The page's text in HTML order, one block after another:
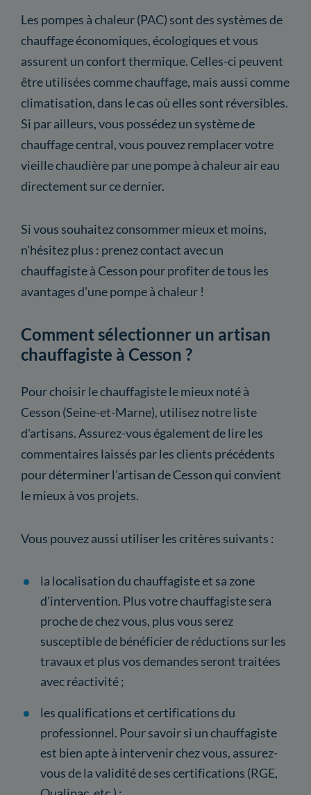
Les pompes à chaleur (PAC) sont des systèmes de
chauffage économiques, écologiques et vous
assurent un confort thermique. Celles-ci peuvent
être utilisées comme chauffage, mais aussi comme
climatisation, dans le cas où elles sont réversibles.
Si par ailleurs, vous possédez un système de
chauffage central, vous pouvez remplacer votre
vieille chaudière par une pompe à chaleur air eau
directement sur ce dernier.
Si vous souhaitez consommer mieux et moins,
n'hésitez plus : prenez contact avec un
chauffagiste à Cesson pour profiter de tous les
avantages d'une pompe à chaleur !
Comment sélectionner un artisan
chauffagiste à Cesson ?
Pour choisir le chauffagiste le mieux noté à
Cesson (Seine-et-Marne), utilisez notre liste
d'artisans. Assurez-vous également de lire les
commentaires laissés par les clients précédents
pour déterminer l'artisan de Cesson qui convient
le mieux à vos projets.
Vous pouvez aussi utiliser les critères suivants :
la localisation du chauffagiste et sa zone
d'intervention. Plus votre chauffagiste sera
proche de chez vous, plus vous serez
susceptible de bénéficier de réductions sur les
travaux et plus vos demandes seront traitées
avec réactivité ;
les qualifications et certifications du
professionnel. Pour savoir si un chauffagiste
est bien apte à intervenir chez vous, assurez-
vous de la validité de ses certifications (RGE,